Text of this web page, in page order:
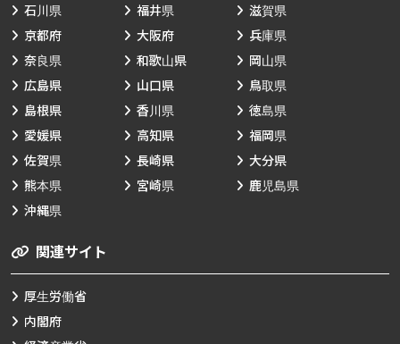
石川県
福井県
滋賀県
京都府
大阪府
兵庫県
奈良県
和歌山県
岡山県
広島県
山口県
鳥取県
島根県
香川県
徳島県
愛媛県
高知県
福岡県
佐賀県
長崎県
大分県
熊本県
宮崎県
鹿児島県
沖縄県
関連サイト
厚生労働省
内閣府